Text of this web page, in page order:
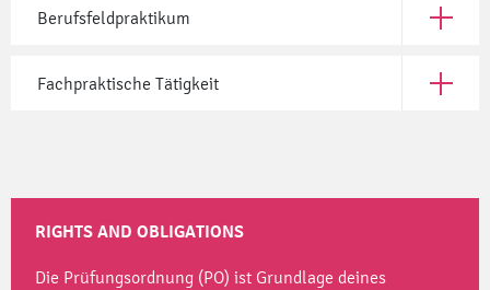
Berufsfeldpraktikum Open
Fachpraktische Tätigkeit Open
RIGHTS AND OBLIGATIONS
Die Prüfungsordnung (PO) ist Grundlage deines